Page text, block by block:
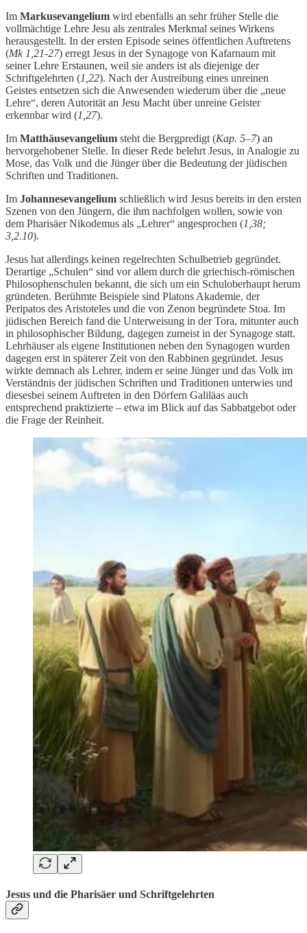
Im Markusevangelium wird ebenfalls an sehr früher Stelle die
vollmächtige Lehre Jesu als zentrales Merkmal seines Wirkens
herausgestellt. In der ersten Episode seines öffentlichen Auftretens
(Mk 1,21-27) erregt Jesus in der Synagoge von Kafarnaum mit
seiner Lehre Erstaunen, weil sie anders ist als diejenige der
Schriftgelehrten (1,22). Nach der Austreibung eines unreinen
Geistes entsetzen sich die Anwesenden wiederum über die „neue
Lehre“, deren Autorität an Jesu Macht über unreine Geister
erkennbar wird (1,27).
Im Matthäusevangelium steht die Bergpredigt (Kap. 5–7) an
hervorgehobener Stelle. In dieser Rede belehrt Jesus, in Analogie zu
Mose, das Volk und die Jünger über die Bedeutung der jüdischen
Schriften und Traditionen.
Im Johannesevangelium schließlich wird Jesus bereits in den ersten
Szenen von den Jüngern, die ihm nachfolgen wollen, sowie von
dem Pharisäer Nikodemus als „Lehrer“ angesprochen (1,38;
3,2.10).
Jesus hat allerdings keinen regelrechten Schulbetrieb gegründet.
Derartige „Schulen“ sind vor allem durch die griechisch-römischen
Philosophenschulen bekannt, die sich um ein Schuloberhaupt herum
gründeten. Berühmte Beispiele sind Platons Akademie, der
Peripatos des Aristoteles und die von Zenon begründete Stoa. Im
jüdischen Bereich fand die Unterweisung in der Tora, mitunter auch
in philosophischer Bildung, dagegen zumeist in der Synagoge statt.
Lehrhäuser als eigene Institutionen neben den Synagogen wurden
dagegen erst in späterer Zeit von den Rabbinen gegründet. Jesus
wirkte demnach als Lehrer, indem er seine Jünger und das Volk im
Verständnis der jüdischen Schriften und Traditionen unterwies und
diesesbei seinem Auftreten in den Dörfern Galiläas auch
entsprechend praktizierte – etwa im Blick auf das Sabbatgebot oder
die Frage der Reinheit.
Jesus und die Pharisäer und Schriftgelehrten